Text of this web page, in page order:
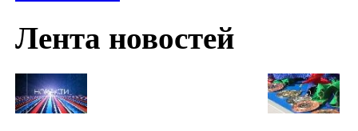
Лента новостей